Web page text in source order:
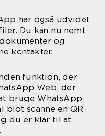
har også udvidet
Du kan nu nemt
og
kontakter.
funktion, der
Web, der
bruge WhatsApp
blot scanne en QR-
du er klar til at